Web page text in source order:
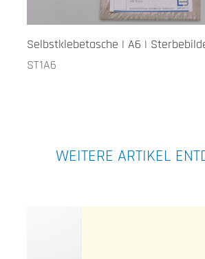
Selbstklebetasche | A6 |
ST1A6
WEITERE ARTIKEL